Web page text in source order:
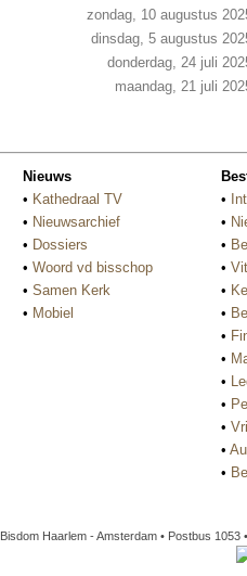
zondag, 10 augustus
dinsdag, 5 augustus
donderdag, 24 juli
maandag, 21 juli
Nieuws
• Kathedraal TV
• Nieuwsarchief
• Dossiers
• Woord vd bisschop
• Samen Kerk
• Mobiel
•
•
•
•
•
•
•
•
•
•
•
•
•
Bisdom Haarlem - Amsterdam • Postbus